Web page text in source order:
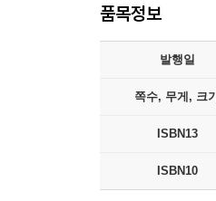
품목정보
발행일
쪽수, 무게, 크기
ISBN13
ISBN10